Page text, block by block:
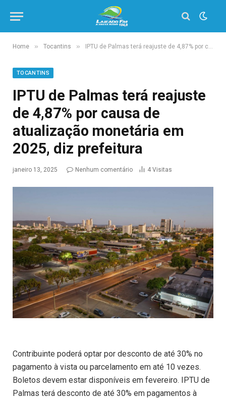
Home » Tocantins » IPTU de Palmas terá reajuste de 4,87% por causa de atualização monetária em 2025, diz prefeitura
TOCANTINS
IPTU de Palmas terá reajuste
de 4,87% por causa de
atualização monetária em
2025, diz prefeitura
janeiro 13, 2025 Nenhum comentário 4 Visitas
Contribuinte poderá optar por desconto de até 30% no
pagamento à vista ou parcelamento em até 10 vezes.
Boletos devem estar disponíveis em fevereiro. IPTU de
Palmas terá desconto de até 30% em pagamentos à